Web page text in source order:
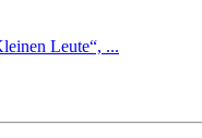
Leute“, ...